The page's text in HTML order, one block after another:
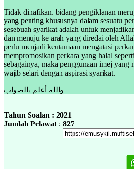
Tidak dinafikan, bidang pengiklanan
yang penting khususnya dalam sesuatu
sesebuah syarikat adalah untuk
dan menuju ke arah yang diredai oleh
perlu menjadi keutamaan mengatasi
mempromosikan perkara yang halal
sebagainya, maka penggunaan imej yang
wajib selari dengan aspirasi syarikat.
والله أعلم بالصواب
Tahun Soalan : 2021
Jumlah Pelawat : 827